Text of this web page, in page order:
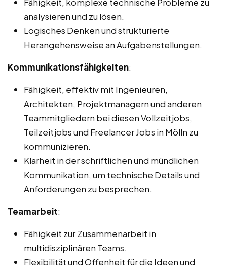
analysieren und zu lösen.
Logisches Denken und strukturierte
Herangehensweise an Aufgabenstellungen.
Kommunikationsfähigkeiten:
Fähigkeit, effektiv mit Ingenieuren,
Architekten, Projektmanagern und anderen
Teammitgliedern bei diesen Vollzeitjobs,
Teilzeitjobs und Freelancer Jobs in Mölln zu
kommunizieren.
Klarheit in der schriftlichen und mündlichen
Kommunikation, um technische Details und
Anforderungen zu besprechen.
Teamarbeit:
Fähigkeit zur Zusammenarbeit in
multidisziplinären Teams.
Flexibilität und Offenheit für die Ideen und